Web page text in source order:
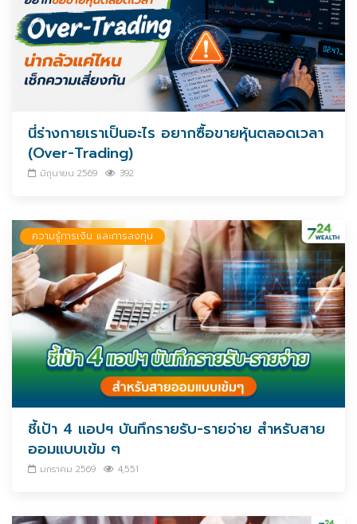
นี่ร่างกายเราเป็นอะไร อยากซื้อขายหุ้นตลอดเวลา
(Over-Trading)
มิถุนายน 2569 392
ความรู้การเงิน และการลงทุน
ชี้เป้า 4 แอปฯ บันทึกรายรับ-รายจ่าย สำหรับสาย
ออมแบบเข้ม ๆ
มกราคม 2569 4,551